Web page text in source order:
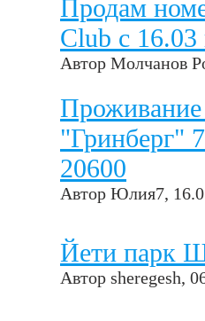
Продам
Club с
Автор Молчанов
Проживание
"Гринберг"
20600
Автор Юлия7,
Йети парк
Автор sheregesh,